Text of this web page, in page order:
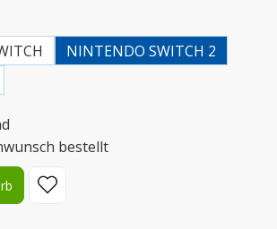
NINTENDO SWITCH 2
bestellt
den gewünschten Wert ein oder benutze